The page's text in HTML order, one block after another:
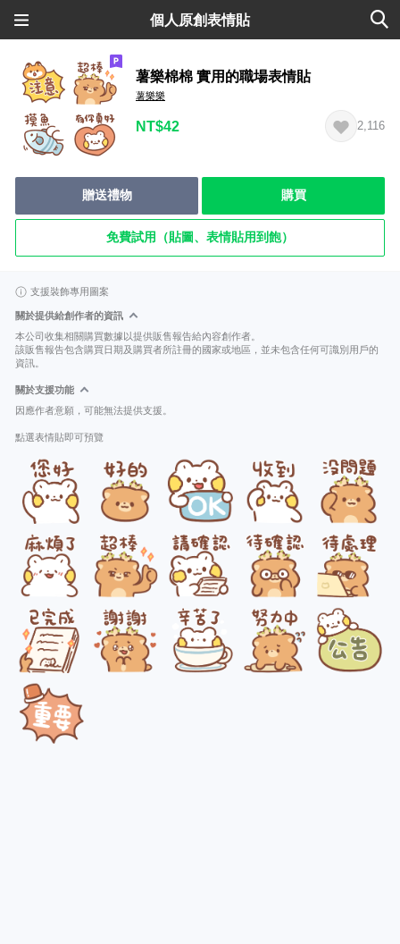
個人原創表情貼
薯樂棉棉 實用的職場表情貼
薯樂樂
NT$42 2,116
贈送禮物 購買
免費試用（貼圖、表情貼用到飽）
支援裝飾專用圖案
關於提供給創作者的資訊
本公司收集相關購買數據以提供販售報告給內容創作者。
該販售報告包含購買日期及購買者所註冊的國家或地區，並未包含任何可識別用戶的
資訊。
關於支援功能
因應作者意願，可能無法提供支援。
點選表情貼即可預覽